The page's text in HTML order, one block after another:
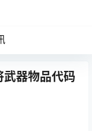
器物品代码